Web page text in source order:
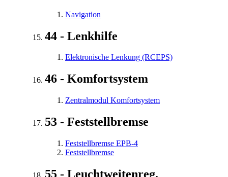
Navigation
44 - Lenkhilfe
Elektronische Lenkung (RCEPS)
46 - Komfortsystem
Zentralmodul Komfortsystem
53 - Feststellbremse
Feststellbremse EPB-4
Feststellbremse
55 - Leuchtweitenreg.